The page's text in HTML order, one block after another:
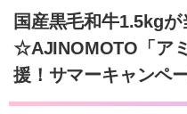
国産黒毛和牛1.5kgが
☆AJINOMOTO「ア
援！サマーキャンペー